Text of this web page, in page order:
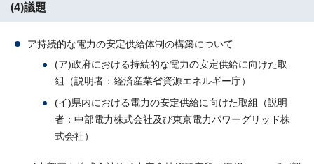
(4)議題
ア持続的な電力の安定供給体制の構築について
(ア)政府における持続的な電力の安定供給に向けた取
組（説明者：経済産業省資源エネルギー庁）
(イ)県内における電力の安定供給に向けた取組（説明
者：中部電力株式会社及び東京電力パワーグリッド株
式会社）